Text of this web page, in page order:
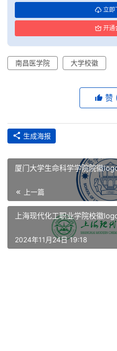
资
讯
间
立即
开通
南昌医学院 大学校徽
赞
生成海报
厦门大学生命科学学院院徽
上一篇
上海现代化工职业学院校徽
2024年11月24日 19:18